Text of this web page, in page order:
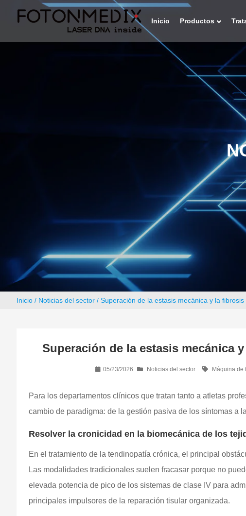
Inicio Productos
Inicio/ Noticias del sector/ Superación de la estasis mecánica y la
Superación de la estasis mecánica
05/23/2026 Noticias del sector Máquina de
Para los departamentos clínicos que tratan tanto a atletas
cambio de paradigma: de la gestión pasiva de los síntomas a
Resolver la cronicidad en la biomecánica de los
En el tratamiento de la tendinopatía crónica, el principal
Las modalidades tradicionales suelen fracasar porque no
elevada potencia de pico de los sistemas de clase IV para
principales impulsores de la reparación tisular organizada.